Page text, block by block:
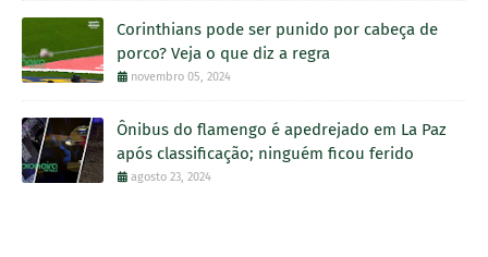
Corinthians pode ser punido por cabeça de
porco? Veja o que diz a regra
novembro 05, 2024
Ônibus do flamengo é apedrejado em La Paz
após classificação; ninguém ficou ferido
agosto 23, 2024